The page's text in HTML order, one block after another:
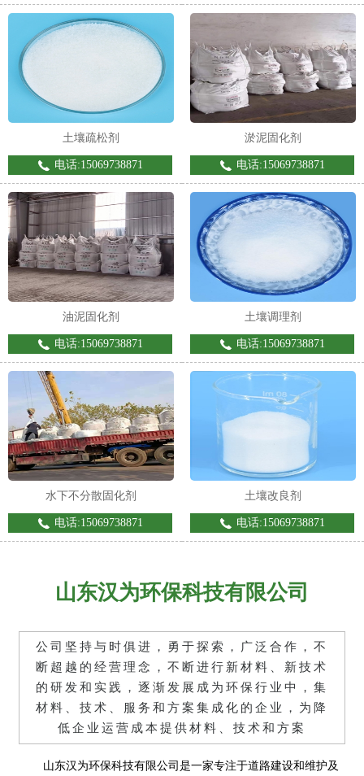
土壤疏松剂
电话:15069738871
淤泥固化剂
电话:15069738871
油泥固化剂
电话:15069738871
土壤调理剂
电话:15069738871
水下不分散固化剂
电话:15069738871
土壤改良剂
电话:15069738871
山东汉为环保科技有限公司
公司坚持与时俱进，勇于探索，广泛合作，不
断超越的经营理念，不断进行新材料、新技术
的研发和实践，逐渐发展成为环保行业中，集
材料、技术、服务和方案集成化的企业，为降
低企业运营成本提供材料、技术和方案
山东汉为环保科技有限公司是一家专注于道路建设和维护及